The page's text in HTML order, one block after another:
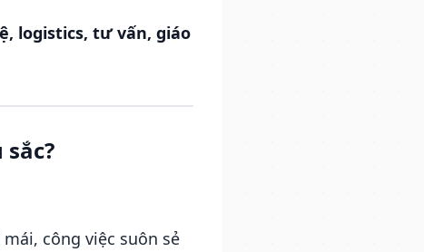
logistics, tư vấn, giáo
công việc suôn sẻ